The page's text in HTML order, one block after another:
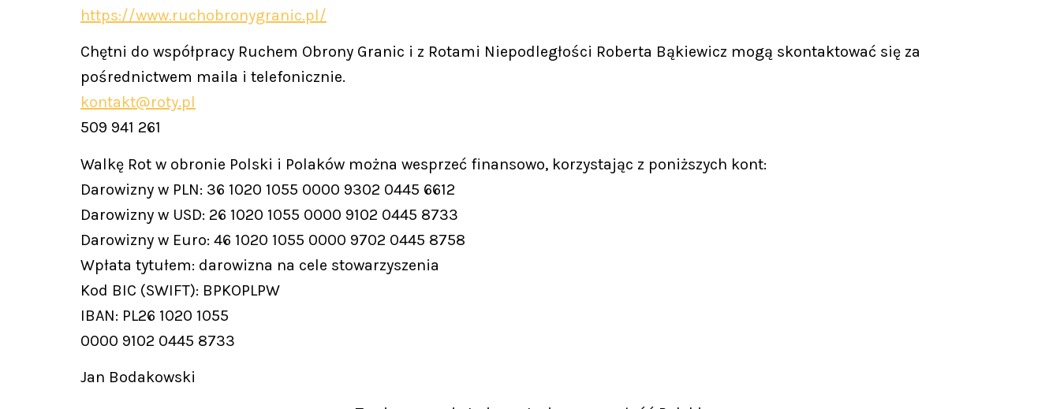
https://www.ruchobronygranic.pl/
Chętni do współpracy Ruchem Obrony Granic i z Rotami Niepodległości Roberta Bąkiewicz mogą skontaktować się za
pośrednictwem maila i telefonicznie.
kontakt@roty.pl
509 941 261
Walkę Rot w obronie Polski i Polaków można wesprzeć finansowo, korzystając z poniższych kont:
Darowizny w PLN: 36 1020 1055 0000 9302 0445 6612
Darowizny w USD: 26 1020 1055 0000 9102 0445 8733
Darowizny w Euro: 46 1020 1055 0000 9702 0445 8758
Wpłata tytułem: darowizna na cele stowarzyszenia
Kod BIC (SWIFT): BPKOPLPW
IBAN: PL26 1020 1055
0000 9102 0445 8733
Jan Bodakowski